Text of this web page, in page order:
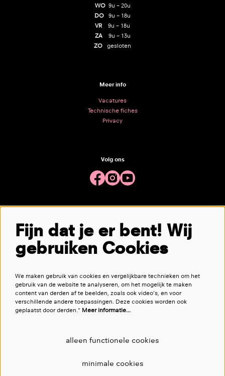
WO9u – 20u
DO 9u – 18u
VR 9u – 18u
ZA
9u – 13u
ZO gesloten
Meer info
Vacatures
Technische fiches
Privacy
Volg ons
Meld je aan voor de nieuwsbrief
aanmelden
Deze site wordt beschermd door reCAPTCHA, dataverwerking gebeurt in overeenstemming met de
Cloud Data Processing
Addendumvan Google.
Fijn dat je er bent! Wij
gebruiken Cookies
We maken gebruik van cookies en vergelijkbare technieken om het
gebruik van de website te analyseren, om het mogelijk te maken
content van derden af te beelden, zoals ook video’s, en voor
verschillende andere toepassingen. Deze cookies worden ook
geplaatst door derden." Meer informatie…
alleen functionele cookies
minimale cookies